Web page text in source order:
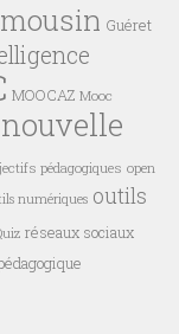
Guéret
MOOCAZ Mooc
nouvelle
pédagogiques open
numériques outils
réseaux sociaux